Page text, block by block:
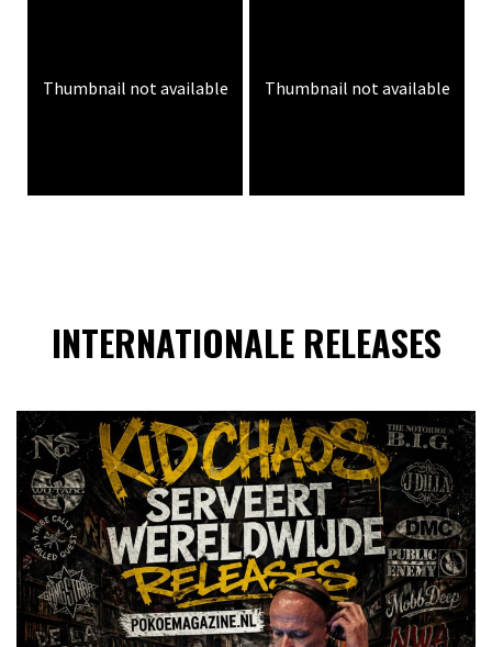
Thumbnail not available Thumbnail not available
INTERNATIONALE RELEASES